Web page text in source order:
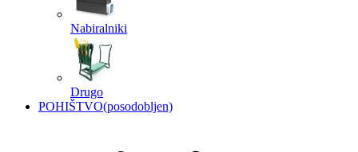
Nabiralniki
Drugo
POHIŠTVO(posodobljen)